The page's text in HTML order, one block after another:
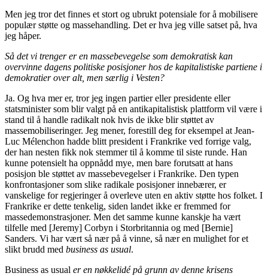
Men jeg tror det finnes et stort og ubrukt potensiale for å mobilisere
populær støtte og massehandling. Det er hva jeg ville satset på, hva
jeg håper.
Så det vi trenger er en massebevegelse som demokratisk kan
overvinne dagens politiske posisjoner hos de kapitalistiske partiene i
demokratier over alt, men særlig i Vesten?
Ja. Og hva mer er, tror jeg ingen partier eller presidente eller
statsminister som blir valgt på en antikapitalistisk plattform vil være i
stand til å handle radikalt nok hvis de ikke blir støttet av
massemobiliseringer. Jeg mener, forestill deg for eksempel at Jean-
Luc Mélenchon hadde blitt president i Frankrike ved forrige valg,
der han nesten fikk nok stemmer til å komme til siste runde. Han
kunne potensielt ha oppnådd mye, men bare forutsatt at hans
posisjon ble støttet av massebevegelser i Frankrike. Den typen
konfrontasjoner som slike radikale posisjoner innebærer, er
vanskelige for regjeringer å overleve uten en aktiv støtte hos folket. I
Frankrike er dette tenkelig, siden landet ikke er fremmed for
massedemonstrasjoner. Men det samme kunne kanskje ha vært
tilfelle med [Jeremy] Corbyn i Storbritannia og med [Bernie]
Sanders. Vi har vært så nær på å vinne, så nær en mulighet for et
slikt brudd med business as usual.
Business as usual er en nøkkelidé på grunn av denne krisens